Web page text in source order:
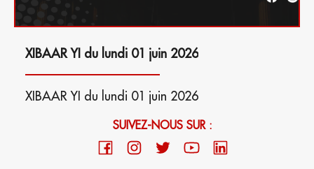
XIBAAR YI du lundi 01 juin 2026
XIBAAR YI du lundi 01 juin 2026
SUIVEZ-NOUS SUR :